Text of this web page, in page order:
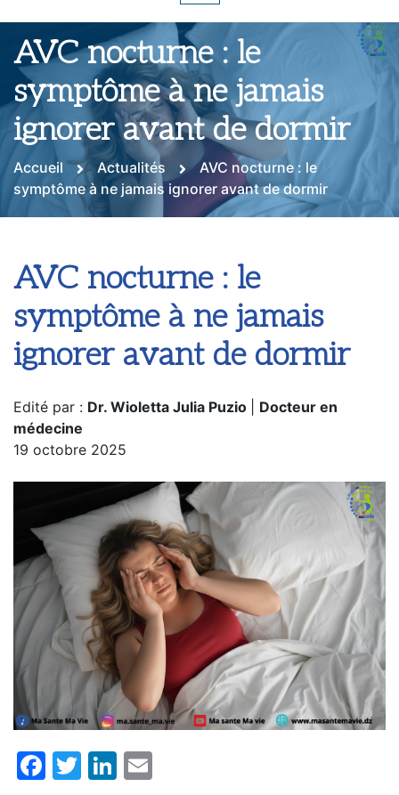
AVC nocturne : le
symptôme à ne jamais
ignorer avant de dormir
Accueil Actualités
AVC nocturne : le
symptôme à ne jamais ignorer avant de dormir
AVC nocturne : le
symptôme à ne jamais
ignorer avant de dormir
Edité par : Dr. Wioletta Julia Puzio
Docteur en
médecine
19 octobre 2025
Facebook
TwitterLinkedIn